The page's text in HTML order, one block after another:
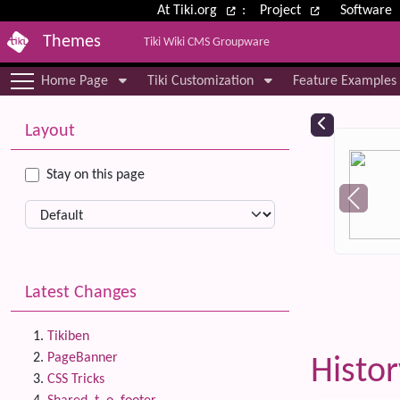
Site identity, navigation, etc.
At Tiki.org : Project Software
Themes Tiki Wiki CMS Groupware
Navigation and related
Home Page Tiki Customization Feature Examples
More content and functionality
Layout
Stay on this page
Latest Changes
Tikiben
PageBanner
CSS Tricks